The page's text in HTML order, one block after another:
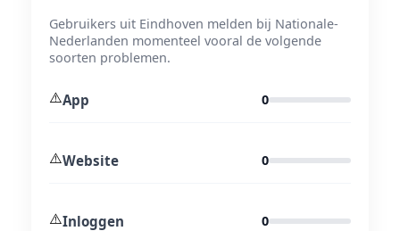
Gebruikers uit Eindhoven melden bij Nationale-
Nederlanden momenteel vooral de volgende
soorten problemen.
⚠️App 0
⚠️Website 0
⚠️Inloggen 0